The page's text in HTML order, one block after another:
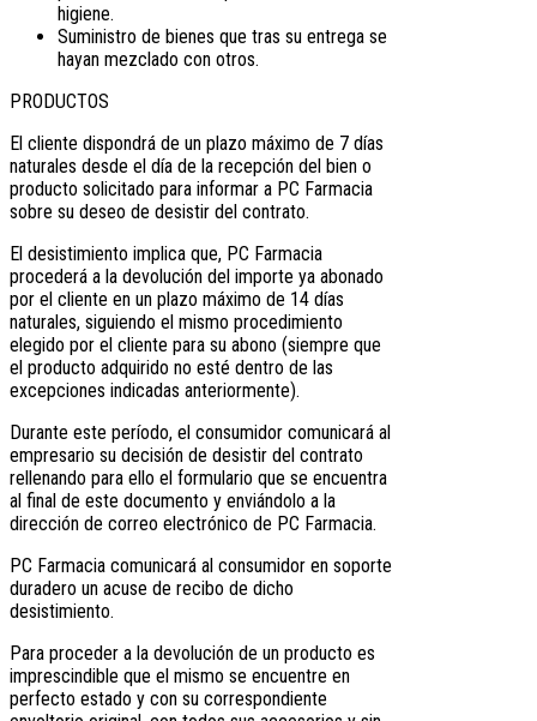
higiene.
Suministro de bienes que tras su entrega se
hayan mezclado con otros.
PRODUCTOS
El cliente dispondrá de un plazo máximo de 7 días
naturales desde el día de la recepción del bien o
producto solicitado para informar a PC Farmacia
sobre su deseo de desistir del contrato.
El desistimiento implica que, PC Farmacia
procederá a la devolución del importe ya abonado
por el cliente en un plazo máximo de 14 días
naturales, siguiendo el mismo procedimiento
elegido por el cliente para su abono (siempre que
el producto adquirido no esté dentro de las
excepciones indicadas anteriormente).
Durante este período, el consumidor comunicará al
empresario su decisión de desistir del contrato
rellenando para ello el formulario que se encuentra
al final de este documento y enviándolo a la
dirección de correo electrónico de PC Farmacia.
PC Farmacia comunicará al consumidor en soporte
duradero un acuse de recibo de dicho
desistimiento.
Para proceder a la devolución de un producto es
imprescindible que el mismo se encuentre en
perfecto estado y con su correspondiente